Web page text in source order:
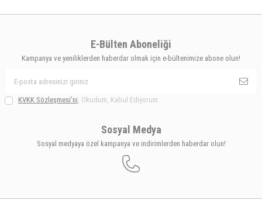
E-Bülten Aboneliği
Kampanya ve yeniliklerden haberdar olmak için e-bültenimize abone olun!
KVKK Sözleşmesi'ni, Okudum, Kabul Ediyorum.
Sosyal Medya
Sosyal medyaya özel kampanya ve indirimlerden haberdar olun!